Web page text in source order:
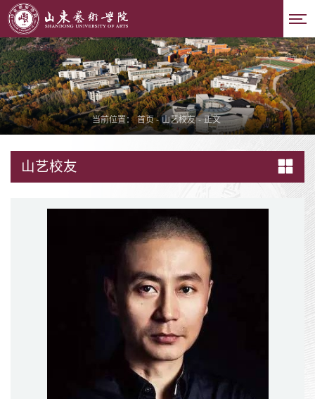
当前位置： 首页 - 山艺校友 - 正文
山艺校友